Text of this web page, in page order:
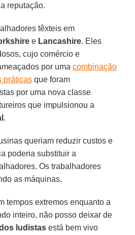
reputação.
têxteis em
e Lancashire. Eles
cujo comércio e
por umacombinação
práticas que foram
por uma nova classe
que impulsionou a
.
queriam reduzir custos e
poderia substituir a
Os trabalhadores
as máquinas.
tempos extremos enquanto a
inteiro, não posso deixar de
ludistas está bem vivo